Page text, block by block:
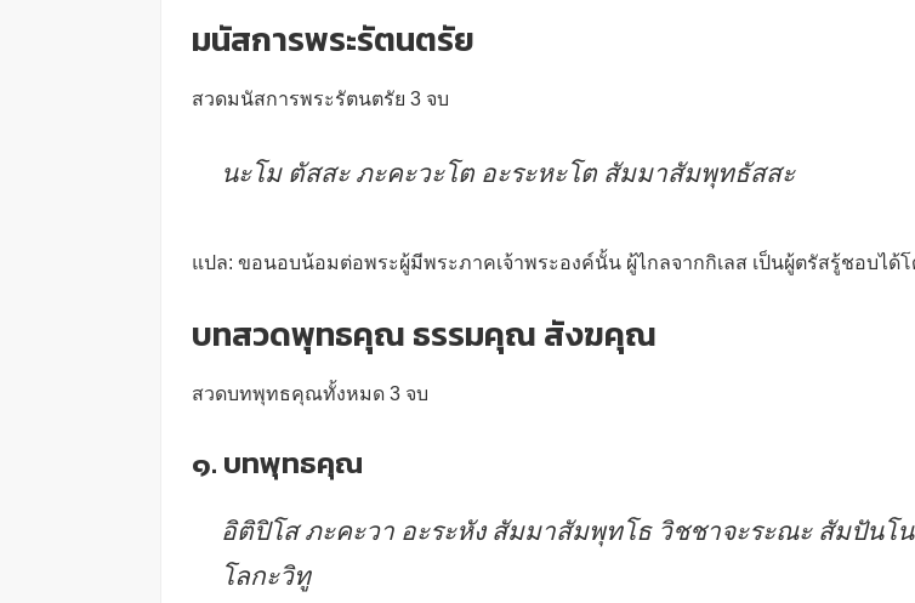
มนัสการพระรัตนตรัย
สวดมนัสการพระรัตนตรัย 3 จบ
นะโม ตัสสะ ภะคะวะโต อะระหะโต สัมมาสัมพุทธัสสะ
แปล: ขอนอบน้อมต่อพระผู้มีพระภาคเจ้าพระองค์นั้น ผู้ไกลจากกิเลส เป็นผู้ตรัสรู้ชอบได้โ
บทสวดพุทธคุณ ธรรมคุณ สังฆคุณ
สวดบทพุทธคุณทั้งหมด 3 จบ
๑. บทพุทธคุณ
อิติปิโส ภะคะวา อะระหัง สัมมาสัมพุทโธ วิชชาจะระณะ สัมปันโ
โลกะวิทู